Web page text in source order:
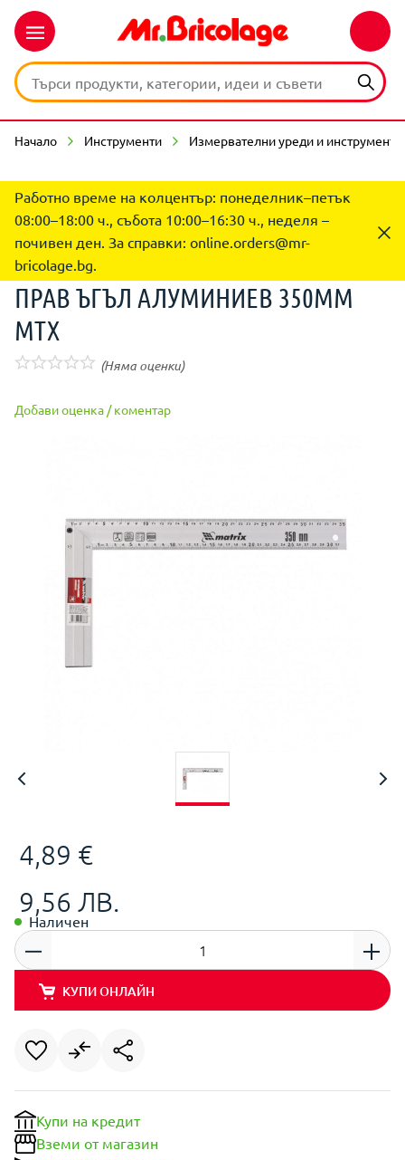
Начало Инструменти Измервателни уреди и инструменти
Работно време на колцентър: понеделник–петък
08:00–18:00 ч., събота 10:00–16:30 ч., неделя –
почивен ден. За справки: online.orders@mr-
bricolage.bg.
ПРАВ ЪГЪЛ АЛУМИНИЕВ 350ММ
MTX
(Няма оценки)
Добави оценка / коментар
4,89 €
9,56 ЛВ.
Наличен
КУПИ ОНЛАЙН
Купи на кредит
Вземи от магазин